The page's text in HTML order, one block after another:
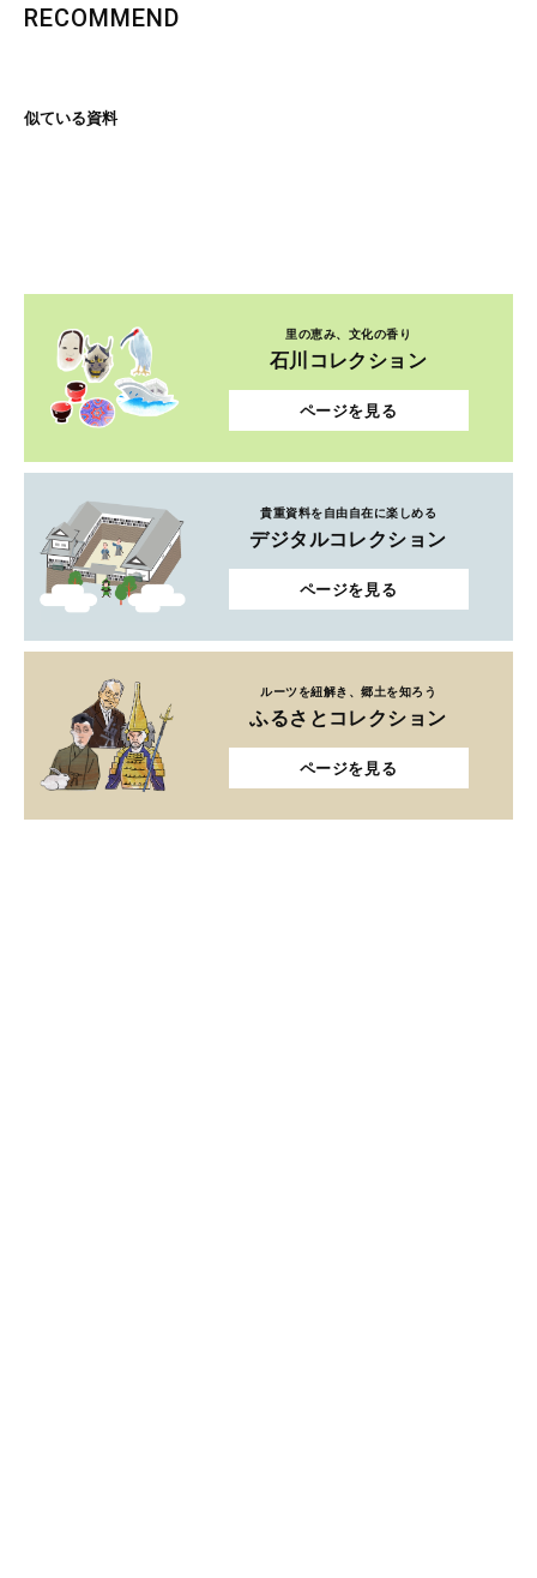
RECOMMEND
似ている資料
里の恵み、文化の香り
石川コレクション
ページを見る
貴重資料を自由自在に楽しめる
デジタルコレクション
ページを見る
ルーツを紐解き、郷土を知ろう
ふるさとコレクション
ページを見る